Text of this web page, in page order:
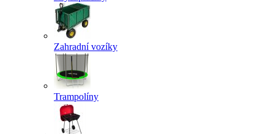
Zahradní vozíky
Trampolíny